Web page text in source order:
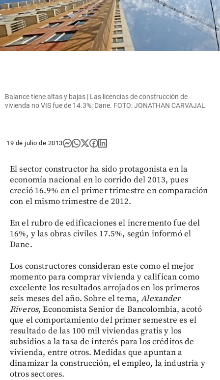
Balance tiene altas y bajas | Las licencias de construcción de
vivienda no VIS fue de 14.3%: Dane. FOTO: JONATHAN CARVAJAL
19 de julio de 2013
El sector constructor ha sido protagonista en la
economía nacional en lo corrido del 2013, pues
creció 16.9% en el primer trimestre en comparación
con el mismo trimestre de 2012.
En el rubro de edificaciones el incremento fue del
16%, y las obras civiles 17.5%, según informó el
Dane.
Los constructores consideran este como el mejor
momento para comprar vivienda y califican como
excelente los resultados arrojados en los primeros
seis meses del año. Sobre el tema,Alexander
Riveros, Economista Senior de Bancolombia, acotó
que el comportamiento del primer semestre es el
resultado de las 100 mil viviendas gratis y los
subsidios a la tasa de interés para los créditos de
vivienda, entre otros. Medidas que apuntan a
dinamizar la construcción, el empleo, la industria y
otros sectores.